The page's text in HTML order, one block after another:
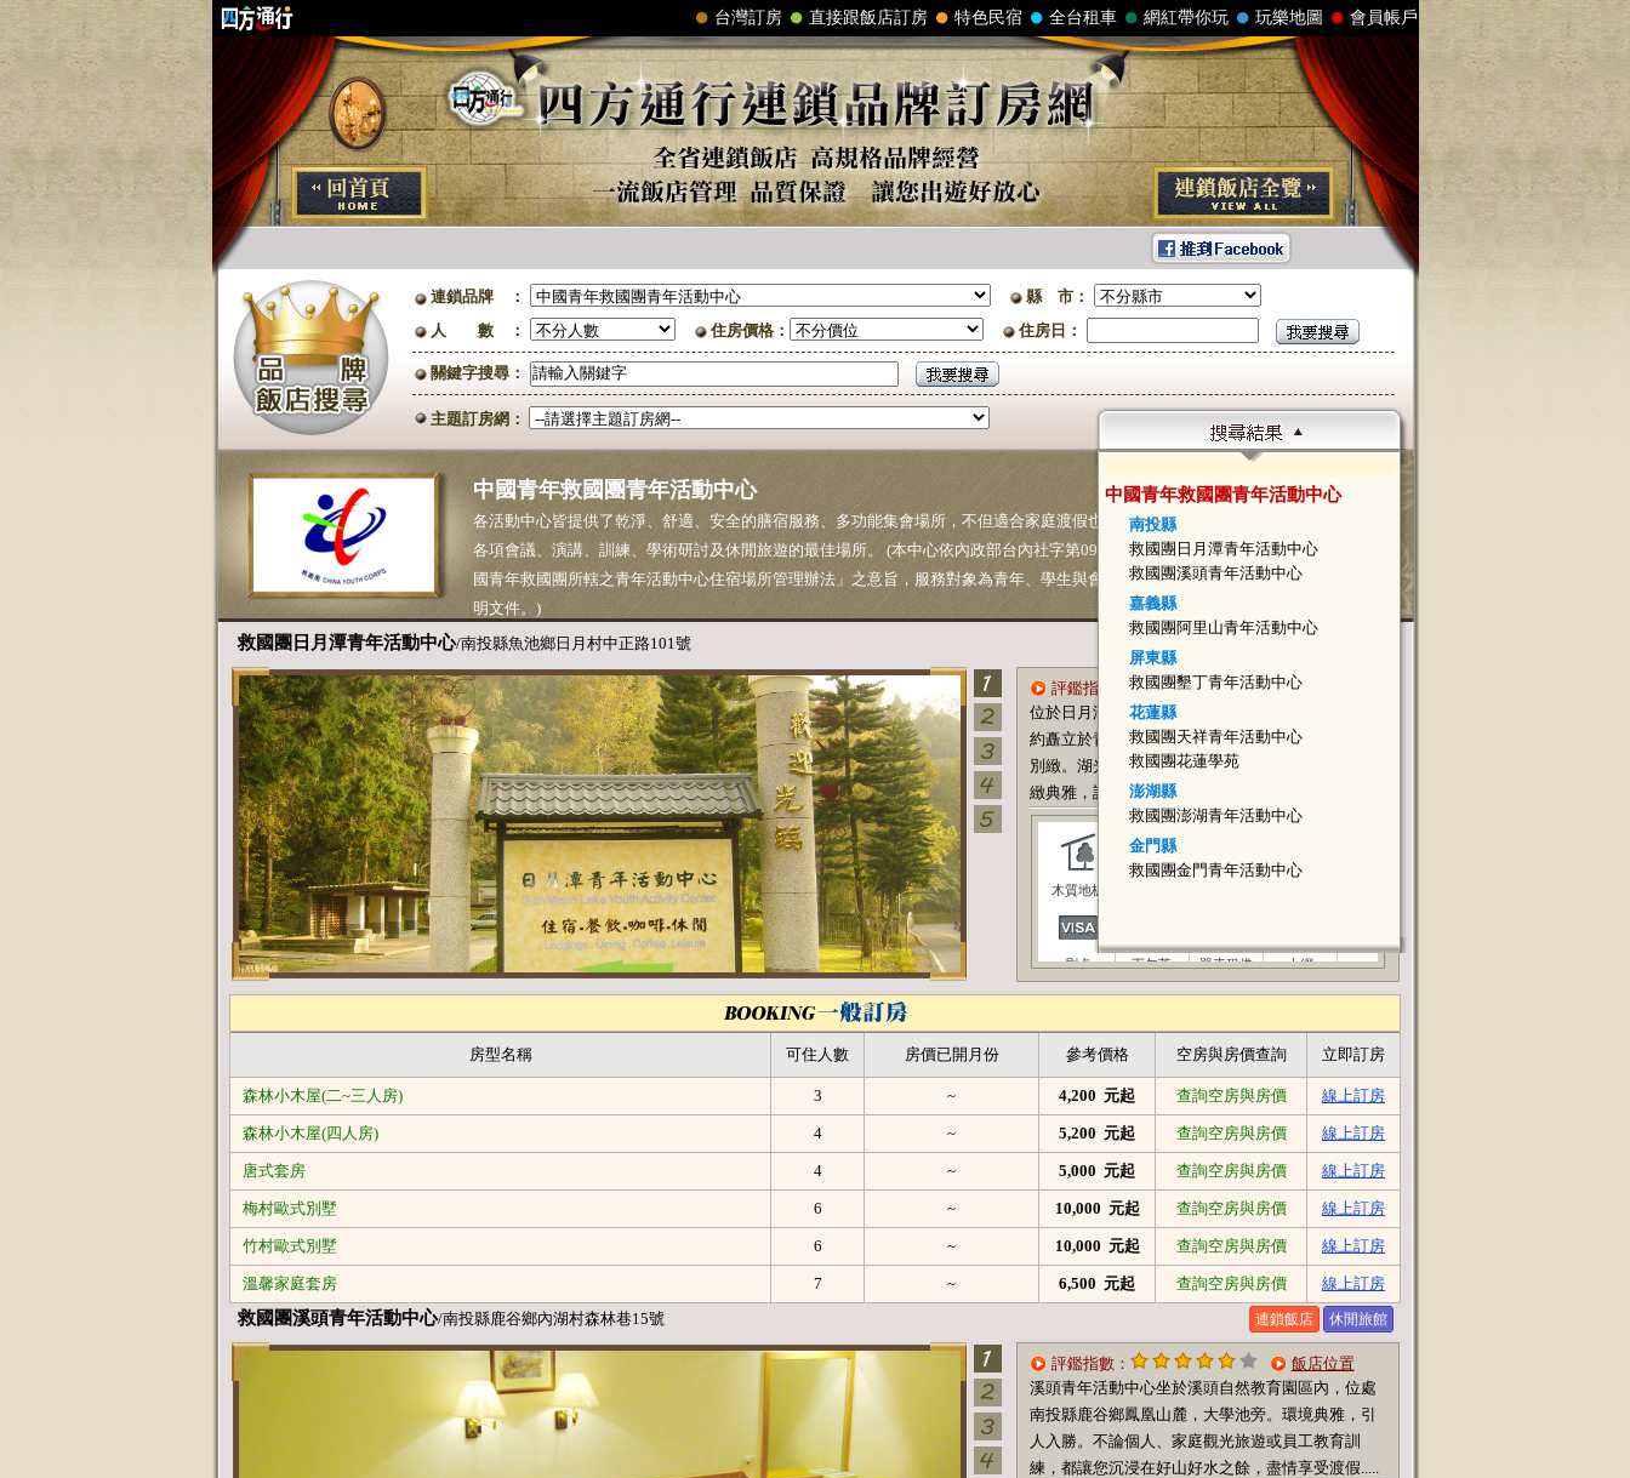
連鎖品牌 ：
縣 市：
人 數 ：
住房價格： 住房日：
關鍵字搜尋：
主題訂房網：
中國青年救國團青年活動中心
南投縣
救國團日月潭青年活動中心
救國團溪頭青年活動中心
嘉義縣
救國團阿里山青年活動中心
屏東縣
救國團墾丁青年活動中心
花蓮縣
救國團天祥青年活動中心
救國團花蓮學苑
澎湖縣
救國團澎湖青年活動中心
金門縣
救國團金門青年活動中心
中國青年救國團青年活動中心
各活動中心皆提供了乾淨、舒適、安全的膳宿服務、多功能集會場所，不但適合家庭渡假也是學校、公司、團體舉辦
各項會議、演講、訓練、學術研討及休閒旅遊的最佳場所。 (本中心依內政部台內社字第0910031475號函研訂之「中
國青年救國團所轄之青年活動中心住宿場所管理辦法」之意旨，服務對象為青年、學生與會員，入住時請出示相關證
明文件。)
救國團日月潭青年活動中心/南投縣魚池鄉日月村中正路101號
評鑑指數：
飯店位置
位於日月潭畔東側，建築氣勢雄偉，造型典雅，隱
約矗立於青龍山脈之間，視野遼闊，庭園景觀優美
別緻。湖光山色，綠草如茵，森林小木屋24間，精
緻典雅，設備齊全..
木質地板
刷卡 下午茶 單車租借 上網
房型名稱 可住人數 房價已開月份 參考價格 空房與房價查詢 立即訂房
森林小木屋(二~三人房) 3 ~ 4,200 元起 查詢空房與房價 線上訂房
森林小木屋(四人房) 4 ~ 5,200 元起 查詢空房與房價 線上訂房
唐式套房 4 ~ 5,000 元起 查詢空房與房價 線上訂房
梅村歐式別墅 6 ~ 10,000 元起 查詢空房與房價 線上訂房
竹村歐式別墅 6 ~ 10,000 元起 查詢空房與房價 線上訂房
溫馨家庭套房 7 ~ 6,500 元起 查詢空房與房價 線上訂房
休閒旅館
連鎖飯店
救國團溪頭青年活動中心/南投縣鹿谷鄉內湖村森林巷15號
評鑑指數：
飯店位置
溪頭青年活動中心坐於溪頭自然教育園區內，位處
南投縣鹿谷鄉鳳凰山麓，大學池旁。環境典雅，引
人入勝。不論個人、家庭觀光旅遊或員工教育訓
練，都讓您沉浸在好山好水之餘，盡情享受渡假.....